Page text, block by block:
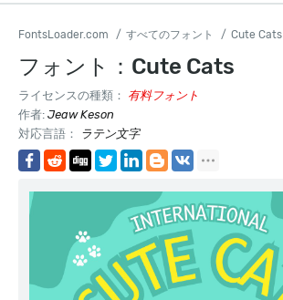
FontsLoader.com すべてのフォント Cute Cats
フォント：Cute Cats
ライセンスの種類： 有料フォント
作者: Jeaw Keson
対応言語：
ラテン文字